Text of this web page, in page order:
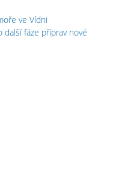
ve Vídni
fáze příprav nové